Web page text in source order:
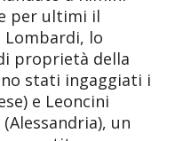
per ultimi il
Lombardi, lo
proprietà della
stati ingaggiati i
e Leoncini
un